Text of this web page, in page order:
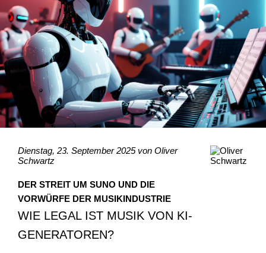
Dienstag, 23. September 2025 von Oliver
Schwartz
DER STREIT UM SUNO UND DIE
VORWÜRFE DER MUSIKINDUSTRIE
WIE LEGAL IST MUSIK VON KI-
GENERATOREN?